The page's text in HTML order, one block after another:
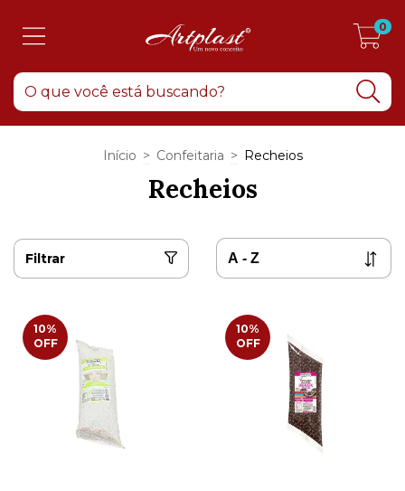
0
Início > Confeitaria > Recheios
Recheios
Filtrar
10%
OFF
10%
OFF